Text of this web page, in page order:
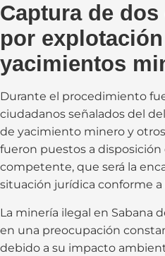
Captura de
por
yacimientos
Durante el procedimiento
ciudadanos señalados del
de yacimiento minero y
fueron puestos a disposición
competente, que será la
situación jurídica conforme
La minería ilegal en Sabana
en una preocupación
debido a su impacto